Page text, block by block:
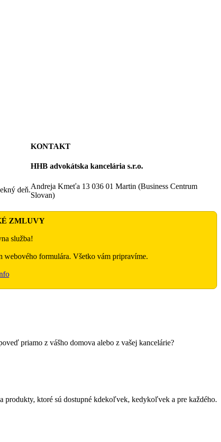
deň.
ZMLUVY
služba!
formulára. Všetko vám pripravíme.
priamo z vášho domova alebo z vašej kancelárie?
ktoré sú dostupné kdekoľvek, kedykoľvek a pre každého.
KONTAKT
HHB advokátska kancelária s.r.o.
Andreja Kmeťa 13 036 01 Martin (Business Centrum
Slovan)